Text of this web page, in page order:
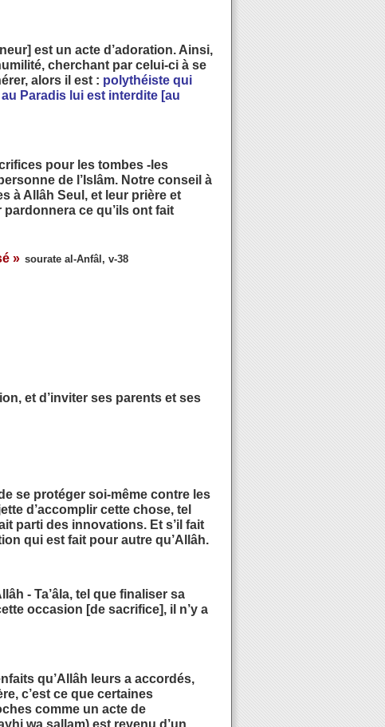
est un acte d’adoration. Ainsi,
cherchant par celui-ci à se
alors il est : polythéiste qui
Paradis lui est interdite [au
pour les tombes -les
de l’Islâm. Notre conseil à
à Allâh Seul, et leur prière et
ce qu’ils ont fait
» sourate al-Anfâl, v-38
et d’inviter ses parents et ses
se protéger soi-même contre les
d’accomplir cette chose, tel
parti des innovations. Et s’il fait
qui est fait pour autre qu’Allâh.
- Ta’âla, tel que finaliser sa
occasion [de sacrifice], il n’y a
qu’Allâh leurs a accordés,
c’est ce que certaines
comme un acte de
wa sallam) est revenu d’un